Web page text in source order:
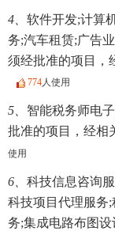
4、 软件开发;计算
务;汽车租赁;广告
须经批准的项目，
774人使用
5、 智能税务师电
批准的项目，经相
使用
6、 科技信息咨询
科技项目代理服务
务;集成电路布图